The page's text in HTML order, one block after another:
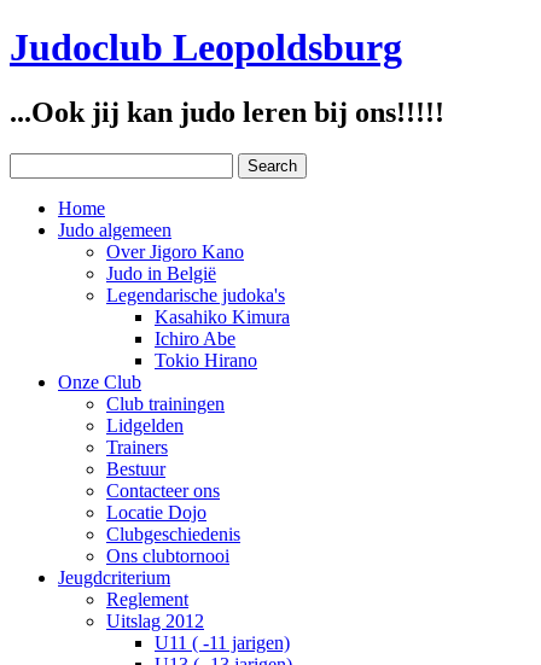
Judoclub Leopoldsburg
...Ook jij kan judo leren bij ons!!!!!
Home
Judo algemeen
Over Jigoro Kano
Judo in België
Legendarische judoka's
Kasahiko Kimura
Ichiro Abe
Tokio Hirano
Onze Club
Club trainingen
Lidgelden
Trainers
Bestuur
Contacteer ons
Locatie Dojo
Clubgeschiedenis
Ons clubtornooi
Jeugdcriterium
Reglement
Uitslag 2012
U11 ( -11 jarigen)